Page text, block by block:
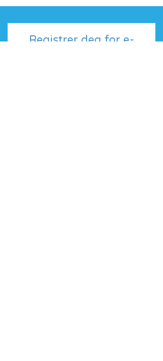
Registrer deg for e-